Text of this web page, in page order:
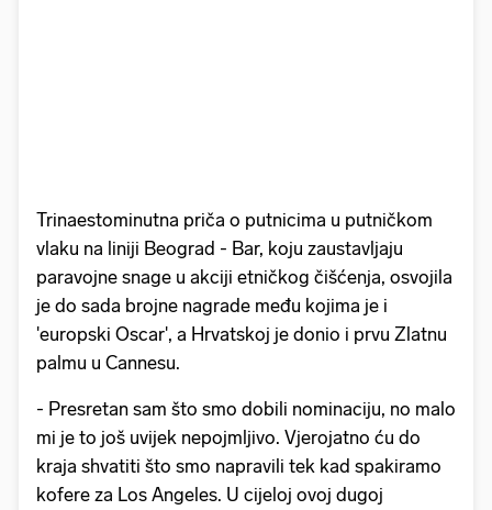
Trinaestominutna priča o putnicima u putničkom
vlaku na liniji Beograd - Bar, koju zaustavljaju
paravojne snage u akciji etničkog čišćenja, osvojila
je do sada brojne nagrade među kojima je i
'europski Oscar', a Hrvatskoj je donio i prvu Zlatnu
palmu u Cannesu.
- Presretan sam što smo dobili nominaciju, no malo
mi je to još uvijek nepojmljivo. Vjerojatno ću do
kraja shvatiti što smo napravili tek kad spakiramo
kofere za Los Angeles. U cijeloj ovoj dugoj